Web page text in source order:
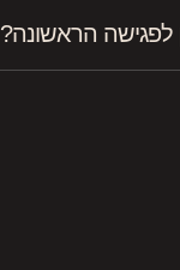
לפגישה הראשונה?